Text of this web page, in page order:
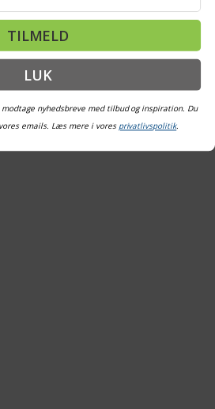
TILMELD
LUK
nyhedsbreve med tilbud og inspiration. Du
emails. Læs mere i vores privatlivspolitik.